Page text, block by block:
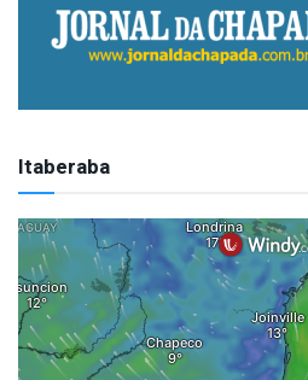
Itaberaba